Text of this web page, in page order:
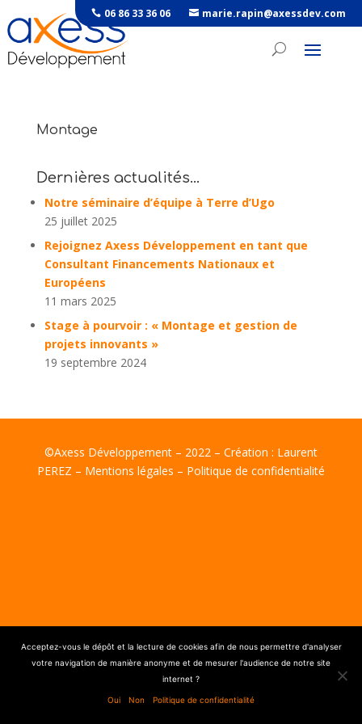
06 86 33 36 06 marie.rapin@axessdev.com
Montage
Dernières actualités…
Notre séminaire d’équipe à Terre d’Ugo
25 juillet 2025
Rejoignez Axess Développement en tant que
Consultant Financements Nationaux et
Européens
11 mars 2025
Stage à pourvoir : « Montage et gestion de
projets innovants »
19 septembre 2024
©Axess Développement – 2022 – Création : Laurent
PEREZ – Mentions légales – Politique de confidentialité
Acceptez-vous le dépôt et la lecture de cookies afin de nous permettre d'analyser
votre navigation de manière anonyme et de mesurer l'audience de notre site
internet ?
Oui Non Politique de confidentialité